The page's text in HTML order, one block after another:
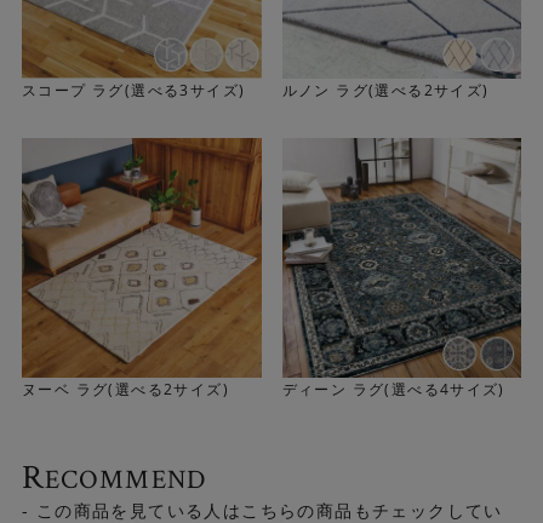
スコープ ラグ(選べる3サイズ) ルノン ラグ(選べる2サイズ)
ヌーベ ラグ(選べる2サイズ) ディーン ラグ(選べる4サイズ)
RECOMMEND
- この商品を見ている人はこちらの商品もチェックしてい